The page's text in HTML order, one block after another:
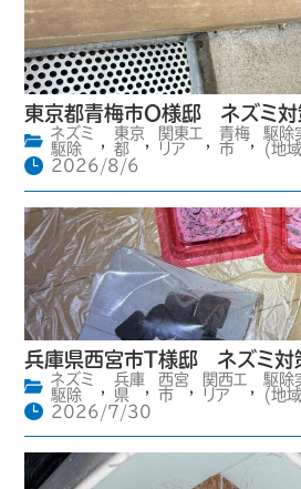
東京都青梅市O様邸 ネズミ対
ネズミ
駆除
東京
都
関東エ
リア
青梅
市
駆除
(地
2026/8/6
兵庫県西宮市T様邸 ネズミ対
ネズミ
駆除
兵庫
県
,
西宮
市
関西エ
リア
駆除
(地
2026/7/30